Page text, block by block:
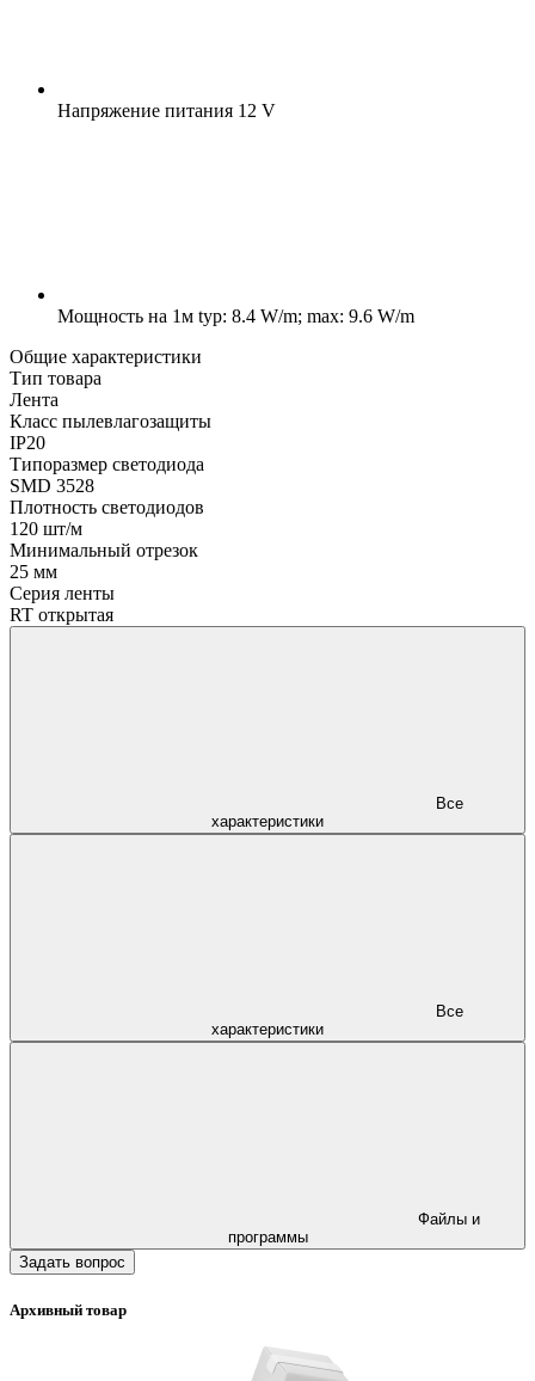
Напряжение питания 12 V
Мощность на 1м typ: 8.4 W/m; max: 9.6 W/m
Общие характеристики
Тип товара
Лента
Класс пылевлагозащиты
IP20
Типоразмер светодиода
SMD 3528
Плотность светодиодов
120 шт/м
Минимальный отрезок
25 мм
Серия ленты
RT открытая
характеристики
характеристики
программы
Задать вопрос
Архивный товар